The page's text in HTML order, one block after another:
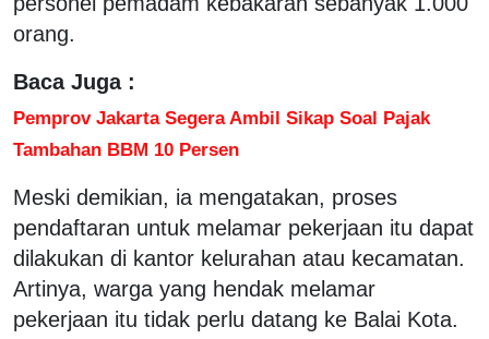
orang.
Baca Juga :
Pemprov Jakarta Segera Ambil Sikap Soal Pajak
Tambahan BBM 10 Persen
Meski demikian, ia mengatakan, proses
pendaftaran untuk melamar pekerjaan itu dapat
dilakukan di kantor kelurahan atau kecamatan.
Artinya, warga yang hendak melamar
pekerjaan itu tidak perlu datang ke Balai Kota.